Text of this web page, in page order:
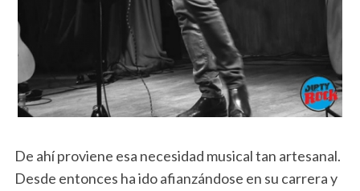
De ahí proviene esa necesidad musical tan artesanal.
Desde entonces ha ido afianzándose en su carrera y